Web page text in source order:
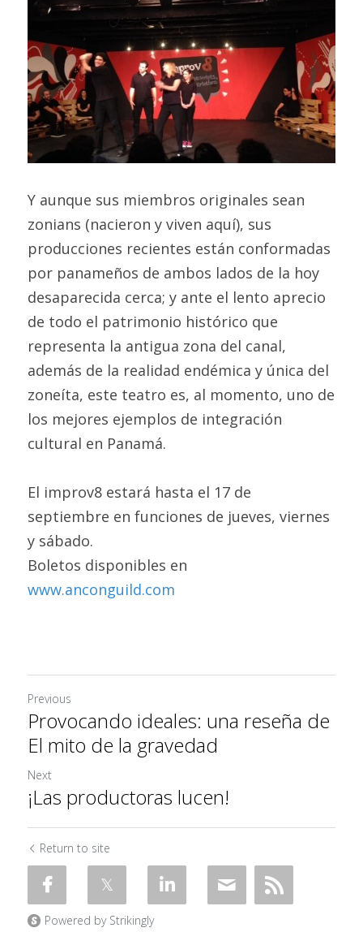
Y aunque sus miembros originales sean
zonians (nacieron y viven aquí), sus
producciones recientes están conformadas
por panameños de ambos lados de la hoy
desaparecida cerca; y ante el lento aprecio
de todo el patrimonio histórico que
representa la antigua zona del canal,
además de la realidad endémica y única del
zoneíta, este teatro es, al momento, uno de
los mejores ejemplos de integración
cultural en Panamá.
El improv8 estará hasta el 17 de
septiembre en funciones de jueves, viernes
y sábado.
www.anconguild.com
Previous
Provocando ideales: una reseña de
El mito de la gravedad
Next
¡Las productoras lucen!
Return to site
Powered by Strikingly